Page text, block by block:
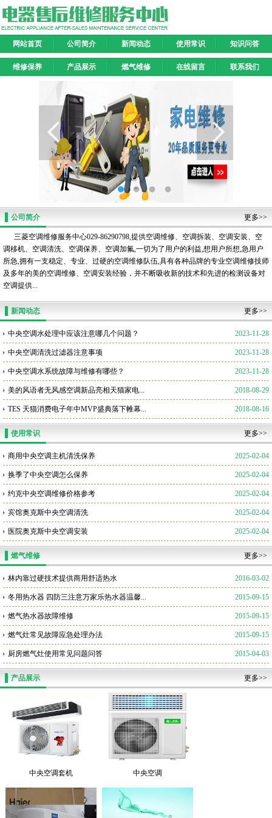
网站首页 公司简介 新闻动态 使用常识 知识问答
维修保养 产品展示 燃气维修 在线留言 联系我们
公司简介 更多>>
三菱空调维修服务中心029-86290798,提供空调维修、空调拆装、空调安装、空
调移机、空调清洗、空调保养、空调加氟,一切为了用户的利益,想用户所想,急用户
所急,拥有一支稳定、专业、过硬的空调维修队伍,具有各种品牌的专业空调维修技师
及多年的美的空调维修、空调安装经验，并不断吸收新的技术和先进的检测设备对
空调提供...
新闻动态 更多>>
2023-11-28
中央空调水处理中应该注意哪几个问题？
2023-11-28
中央空调清洗过滤器注意事项
2023-11-28
中央空调水系统故障与维修有哪些？
2018-08-29
美的风语者无风感空调新品亮相天猫家电...
2018-08-16
TES 天猫消费电子年中MVP盛典落下帷幕...
使用常识 更多>>
2025-02-04
商用中央空调主机清洗保养
2025-02-04
换季了中央空调怎么保养
2025-02-04
约克中央空调维修价格参考
2025-02-04
宾馆奥克斯中央空调清洗
2025-02-04
医院奥克斯中央空调安装
燃气维修 更多>>
2016-03-02
林内靠过硬技术提供商用舒适热水
2015-09-15
冬用热水器 四防三注意万家乐热水器温馨...
2015-09-15
燃气热水器故障维修
2015-09-15
燃气灶常见故障应急处理办法
2015-04-03
厨房燃气灶使用常见问题问答
产品展示 更多>>
中央空调套机 中央空调